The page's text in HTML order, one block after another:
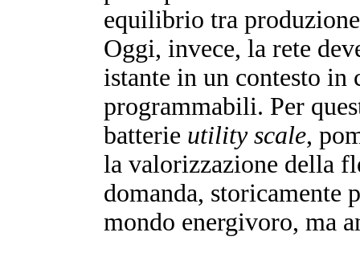
equilibrio tra
Oggi, invece, la rete
istante in un contesto in
programmabili. Per
batterie utility scale,
la valorizzazione della
domanda, storicamente
mondo energivoro, ma